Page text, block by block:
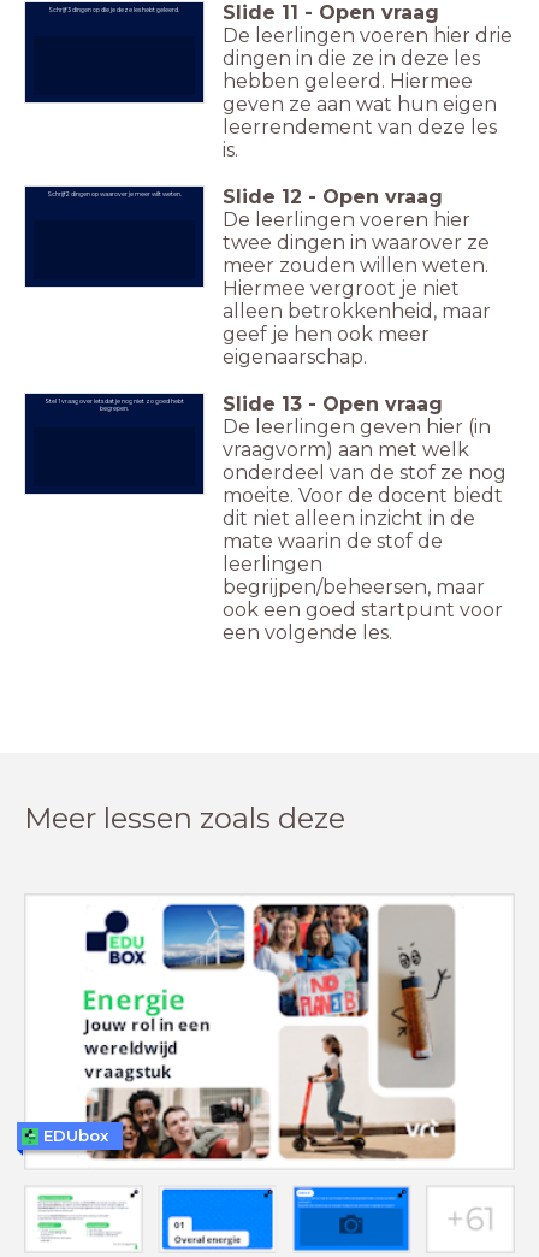
Schrijf 3 dingen op die je deze les hebt geleerd. Slide 11 - Open vraag
De leerlingen voeren hier drie
dingen in die ze in deze les
hebben geleerd. Hiermee
geven ze aan wat hun eigen
leerrendement van deze les
is.
Schrijf 2 dingen op waarover je meer wilt weten. Slide 12 - Open vraag
De leerlingen voeren hier
twee dingen in waarover ze
meer zouden willen weten.
Hiermee vergroot je niet
alleen betrokkenheid, maar
geef je hen ook meer
eigenaarschap.
Stel 1 vraag over iets dat je nog niet zo goed hebt
begrepen.
Slide 13 - Open vraag
De leerlingen geven hier (in
vraagvorm) aan met welk
onderdeel van de stof ze nog
moeite. Voor de docent biedt
dit niet alleen inzicht in de
mate waarin de stof de
leerlingen
begrijpen/beheersen, maar
ook een goed startpunt voor
een volgende les.
Meer lessen zoals deze
EDUbox